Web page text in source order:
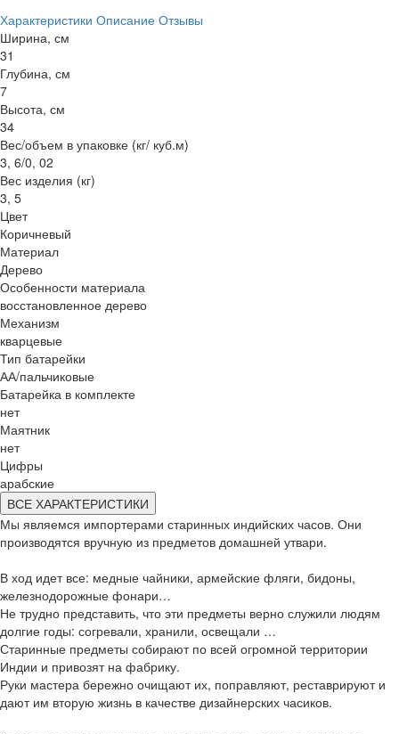
Характеристики Описание Отзывы
Ширина, см
31
Глубина, см
7
Высота, см
34
Вес/объем в упаковке (кг/ куб.м)
3, 6/0, 02
Вес изделия (кг)
3, 5
Цвет
Коричневый
Материал
Дерево
Особенности материала
восстановленное дерево
Механизм
кварцевые
Тип батарейки
АА/пальчиковые
Батарейка в комплекте
нет
Маятник
нет
Цифры
арабские
ВСЕ ХАРАКТЕРИСТИКИ
Мы являемся импортерами старинных индийских часов. Они
производятся вручную из предметов домашней утвари.
В ход идет все: медные чайники, армейские фляги, бидоны,
железнодорожные фонари…
Не трудно представить, что эти предметы верно служили людям
долгие годы: согревали, хранили, освещали …
Старинные предметы собирают по всей огромной территории
Индии и привозят на фабрику.
Руки мастера бережно очищают их, поправляют, реставрируют и
дают им вторую жизнь в качестве дизайнерских часиков.